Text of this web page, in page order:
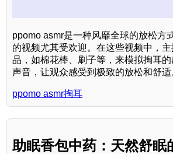
ppomo asmr是一种风靡全球的放松方
的视频尤其受欢迎。在这些视频中，
品，如棉花棒、刷子等，来模拟掏耳
声音，让观众感受到极致的放松和舒适
ppomo asmr掏耳
助眠香包中药：天然舒眠